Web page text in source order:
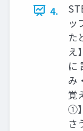
4.
ッ
た
え
に
み
覚
①
さ